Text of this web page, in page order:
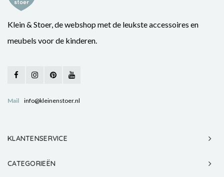
Klein & Stoer, de webshop met de leukste accessoires en
meubels voor de kinderen.
Mail info@kleinenstoer.nl
KLANTENSERVICE
CATEGORIEËN